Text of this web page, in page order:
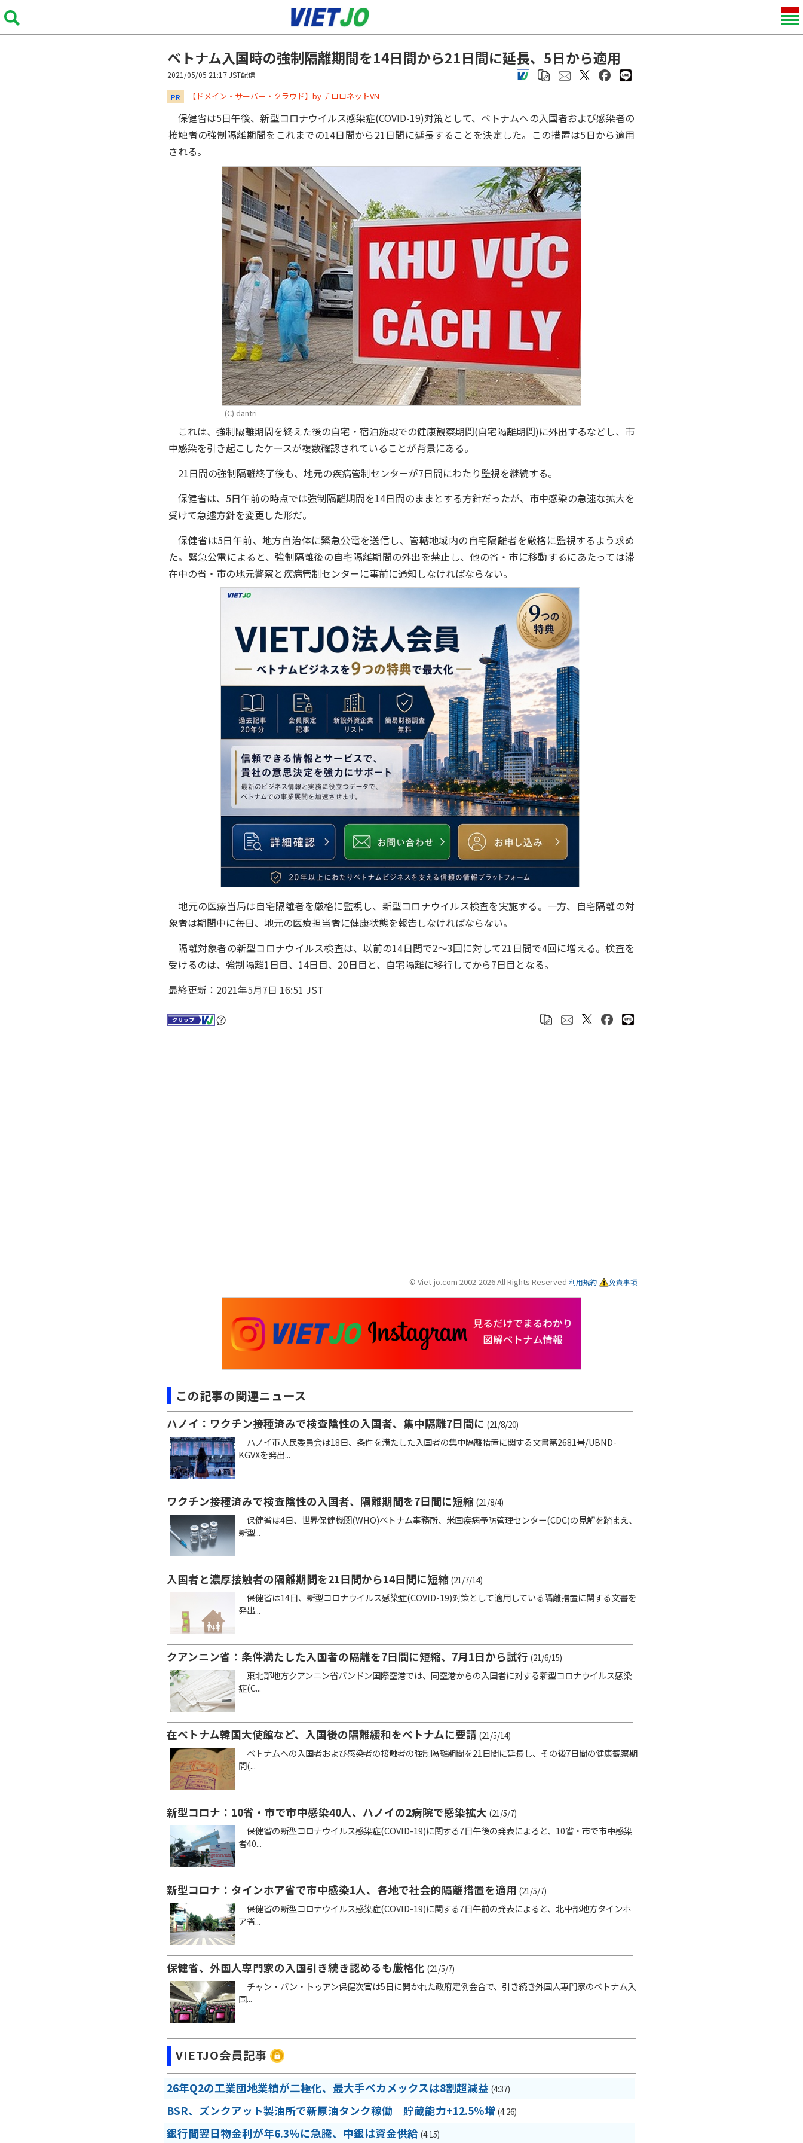
ベトナム入国時の強制隔離期間を14日間から21日間に延長、5日から適用
2021/05/05 21:17 JST配信
PR ​​​​​​​【ドメイン・サーバー・クラウド】by チロロネットVN
保健省は5日午後、新型コロナウイルス感染症(COVID-19)対策として、ベトナムへの入国者および感染者の
接触者の強制隔離期間をこれまでの14日間から21日間に延長することを決定した。この措置は5日から適用
される。
(C) dantri
これは、強制隔離期間を終えた後の自宅・宿泊施設での健康観察期間(自宅隔離期間)に外出するなどし、市
中感染を引き起こしたケースが複数確認されていることが背景にある。
21日間の強制隔離終了後も、地元の疾病管制センターが7日間にわたり監視を継続する。
保健省は、5日午前の時点では強制隔離期間を14日間のままとする方針だったが、市中感染の急速な拡大を
受けて急遽方針を変更した形だ。
保健省は5日午前、地方自治体に緊急公電を送信し、管轄地域内の自宅隔離者を厳格に監視するよう求め
た。緊急公電によると、強制隔離後の自宅隔離期間の外出を禁止し、他の省・市に移動するにあたっては滞
在中の省・市の地元警察と疾病管制センターに事前に通知しなければならない。
地元の医療当局は自宅隔離者を厳格に監視し、新型コロナウイルス検査を実施する。一方、自宅隔離の対
象者は期間中に毎日、地元の医療担当者に健康状態を報告しなければならない。
隔離対象者の新型コロナウイルス検査は、以前の14日間で2～3回に対して21日間で4回に増える。検査を
受けるのは、強制隔離1日目、14日目、20日目と、自宅隔離に移行してから7日目となる。
最終更新：2021年5月7日 16:51 JST
© Viet-jo.com 2002-2026 All Rights Reserved 利用規約 免責事項
この記事の関連ニュース
ハノイ：ワクチン接種済みで検査陰性の入国者、集中隔離7日間に (21/8/20)
ハノイ市人民委員会は18日、条件を満たした入国者の集中隔離措置に関する文書第2681号/UBND-
KGVXを発出...
ワクチン接種済みで検査陰性の入国者、隔離期間を7日間に短縮 (21/8/4)
保健省は4日、世界保健機関(WHO)ベトナム事務所、米国疾病予防管理センター(CDC)の見解を踏まえ、
新型...
入国者と濃厚接触者の隔離期間を21日間から14日間に短縮 (21/7/14)
保健省は14日、新型コロナウイルス感染症(COVID-19)対策として適用している隔離措置に関する文書を
発出...
クアンニン省：条件満たした入国者の隔離を7日間に短縮、7月1日から試行 (21/6/15)
東北部地方クアンニン省バンドン国際空港では、同空港からの入国者に対する新型コロナウイルス感染
症(C...
在ベトナム韓国大使館など、入国後の隔離緩和をベトナムに要請 (21/5/14)
ベトナムへの入国者および感染者の接触者の強制隔離期間を21日間に延長し、その後7日間の健康観察期
間(...
新型コロナ：10省・市で市中感染40人、ハノイの2病院で感染拡大 (21/5/7)
保健省の新型コロナウイルス感染症(COVID-19)に関する7日午後の発表によると、10省・市で市中感染
者40...
新型コロナ：タインホア省で市中感染1人、各地で社会的隔離措置を適用 (21/5/7)
保健省の新型コロナウイルス感染症(COVID-19)に関する7日午前の発表によると、北中部地方タインホ
ア省...
保健省、外国人専門家の入国引き続き認めるも厳格化 (21/5/7)
チャン・バン・トゥアン保健次官は5日に開かれた政府定例会合で、引き続き外国人専門家のベトナム入
国...
VIETJO会員記事
26年Q2の工業団地業績が二極化、最大手ベカメックスは8割超減益 (4:37)
BSR、ズンクアット製油所で新原油タンク稼働 貯蔵能力+12.5％増 (4:26)
銀行間翌日物金利が年6.3％に急騰、中銀は資金供給 (4:15)